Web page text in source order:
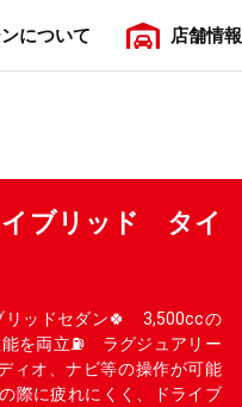
について 店舗情報
ブリッド タイ
リッドセダン🍀 3,500ccの
を両立⛽ ラグジュアリー
ィオ、ナビ等の操作が可能
際に疲れにくく、ドライブ